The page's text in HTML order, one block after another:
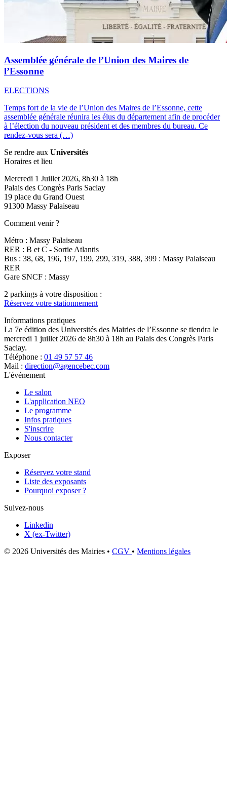
Assemblée générale de l’Union des Maires de
l’Essonne
ELECTIONS
Temps fort de la vie de l’Union des Maires de l’Essonne, cette
assemblée générale réunira les élus du département afin de procéder
à l’élection du nouveau président et des membres du bureau. Ce
rendez-vous sera (…)
Se rendre aux Universités
Horaires et lieu
Mercredi 1 Juillet 2026, 8h30 à 18h
Palais des Congrès Paris Saclay
19 place du Grand Ouest
91300 Massy Palaiseau
Comment venir ?
Métro : Massy Palaiseau
RER : B et C - Sortie Atlantis
Bus : 38, 68, 196, 197, 199, 299, 319, 388, 399 : Massy Palaiseau
RER
Gare SNCF : Massy
2 parkings à votre disposition :
Réservez votre stationnement
Informations pratiques
La 7e édition des Universités des Mairies de l’Essonne se tiendra le
mercredi 1 juillet 2026 de 8h30 à 18h au Palais des Congrès Paris
Saclay.
Téléphone : 01 49 57 57 46
Mail : direction@agencebec.com
L'événement
Le salon
L'application NEO
Le programme
Infos pratiques
S'inscrire
Nous contacter
Exposer
Réservez votre stand
Liste des exposants
Pourquoi exposer ?
Suivez-nous
Linkedin
X (ex-Twitter)
© 2026 Universités des Mairies • CGV • Mentions légales